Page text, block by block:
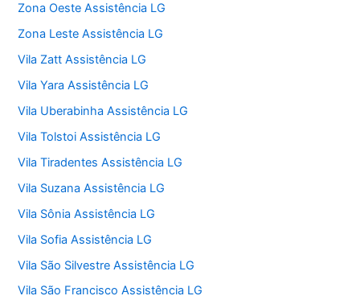
Zona Oeste Assistência LG
Zona Leste Assistência LG
Vila Zatt Assistência LG
Vila Yara Assistência LG
Vila Uberabinha Assistência LG
Vila Tolstoi Assistência LG
Vila Tiradentes Assistência LG
Vila Suzana Assistência LG
Vila Sônia Assistência LG
Vila Sofia Assistência LG
Vila São Silvestre Assistência LG
Vila São Francisco Assistência LG